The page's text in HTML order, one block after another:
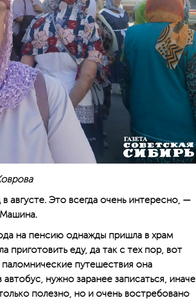
августе. Это всегда очень интересно, —
Машина.
на пенсию однажды пришла в храм
еду, да так с тех пор, вот
путешествия она
нужно заранее записаться, иначе
полезно, но и очень востребовано